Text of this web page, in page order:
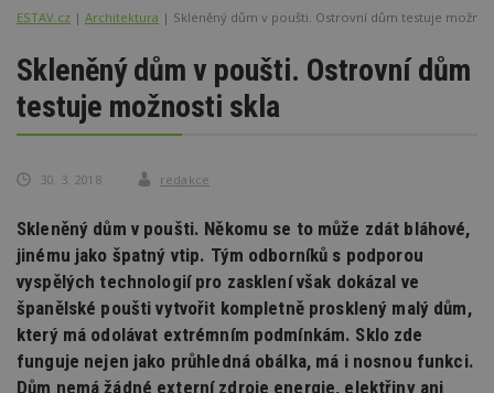
ESTAV.cz Architektura Skleněný dům v poušti. Ostrovní dům testuje
Skleněný dům v poušti. Ostrovní dům
testuje možnosti skla
30. 3. 2018 redakce
Skleněný dům v poušti. Někomu se to může zdát bláhové,
jinému jako špatný vtip. Tým odborníků s podporou
vyspělých technologií pro zasklení však dokázal ve
španělské poušti vytvořit kompletně prosklený malý dům,
který má odolávat extrémním podmínkám. Sklo zde
funguje nejen jako průhledná obálka, má i nosnou funkci.
Dům nemá žádné externí zdroje energie, elektřiny ani